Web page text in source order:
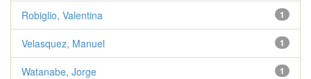
1
Robiglio, Valentina
1
Velasquez, Manuel
1
Watanabe, Jorge